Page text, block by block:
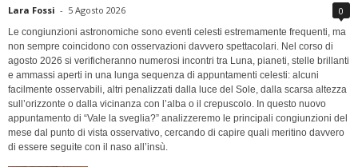
Lara Fossi - 5 Agosto 2026 0
Le congiunzioni astronomiche sono eventi celesti estremamente frequenti, ma
non sempre coincidono con osservazioni davvero spettacolari. Nel corso di
agosto 2026 si verificheranno numerosi incontri tra Luna, pianeti, stelle brillanti
e ammassi aperti in una lunga sequenza di appuntamenti celesti: alcuni
facilmente osservabili, altri penalizzati dalla luce del Sole, dalla scarsa altezza
sull’orizzonte o dalla vicinanza con l’alba o il crepuscolo. In questo nuovo
appuntamento di “Vale la sveglia?” analizzeremo le principali congiunzioni del
mese dal punto di vista osservativo, cercando di capire quali meritino davvero
di essere seguite con il naso all’insù.